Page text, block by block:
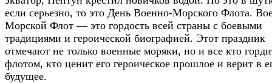
если серьезно, то это День Военно-Морского Флота.
Морской Флот — это гордость всей страны с боевыми
традициями и героической биографией. Этот праздник
отмечают не только военные моряки, но и все кто
флотом, кто ценит его героическое прошлое и верит в
будущее.